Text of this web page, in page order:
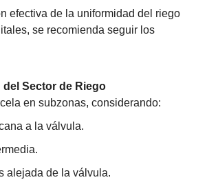
efectiva de la uniformidad del riego
se recomienda seguir los
Sector de Riego
en subzonas, considerando:
a la válvula.
alejada de la válvula.